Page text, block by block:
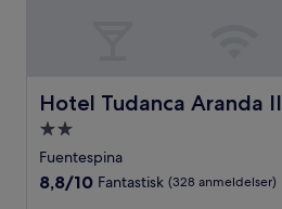
Hotel Tudanca Aranda II
Hotel Tudanca Aranda II
2.0-
stjernet
overnatningssted
Fuentespina
8.8
8,8/10 Fantastisk (328 anmeldelser)